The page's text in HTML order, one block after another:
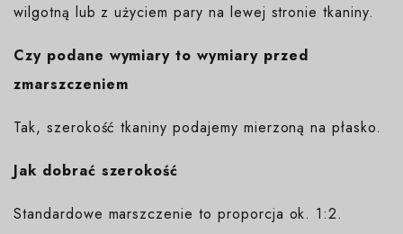
wilgotną lub z użyciem pary na lewej stronie tkaniny.
Czy podane wymiary to wymiary przed
zmarszczeniem
Tak, szerokość tkaniny podajemy mierzoną na płasko.
Jak dobrać szerokość
Standardowe marszczenie to proporcja ok. 1:2.